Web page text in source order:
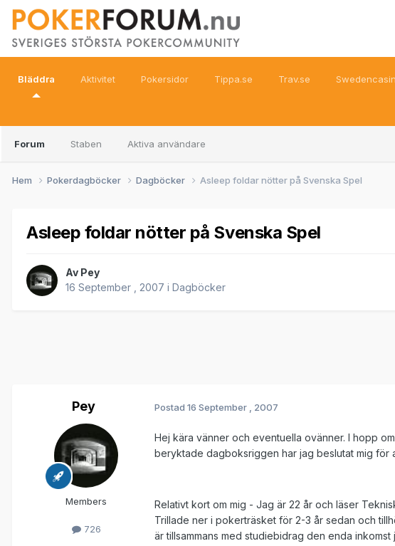
Bläddra
Forum Staben Aktiva användare
Aktivitet Pokersidor Tippa.se Trav.se
Hem Pokerdagböcker Dagböcker Asleep foldar nötter på Svenska Spel
Asleep foldar nötter på Svenska Spel
Av Pey
16 September , 2007 i Dagböcker
Pey
Members
726
Postad 16 September , 2007
Hej kära vänner och eventuella ovänner. I hopp
beryktade dagboksriggen har jag beslutat mig för
Relativt kort om mig - Jag är 22 år och läser
Trillade ner i pokerträsket för 2-3 år sedan och
är tillsammans med studiebidrag den enda